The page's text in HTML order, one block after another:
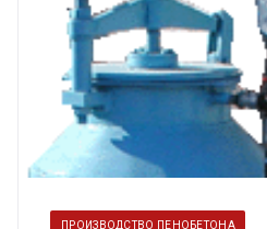
ПРОИЗВОДСТВО ПЕНОБЕТОНА